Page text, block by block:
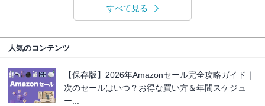
すべて見る
人気のコンテンツ
【保存版】2026年Amazonセール完全攻略ガイド｜
次のセールはいつ？お得な買い方＆年間スケジュ
ー...